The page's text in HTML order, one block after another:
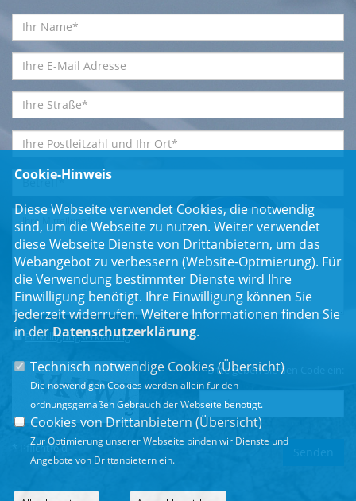
Einwilligungserklärung*
Bitte geben Sie den Code ein:
* Pflichtfeld
Cookie-Hinweis
Diese Webseite verwendet Cookies, die notwendig
sind, um die Webseite zu nutzen. Weiter verwendet
diese Webseite Dienste von Drittanbietern, um das
Webangebot zu verbessern (Website-Optmierung). Für
die Verwendung bestimmter Dienste wird Ihre
Einwilligung benötigt. Ihre Einwilligung können Sie
jederzeit widerrufen. Weitere Informationen finden Sie
in der Datenschutzerklärung.
Technisch notwendige Cookies (Übersicht)
Die notwendigen Cookies werden allein für den
ordnungsgemäßen Gebrauch der Webseite benötigt.
Cookies von Drittanbietern (Übersicht)
Zur Optimierung unserer Webseite binden wir Dienste und
Angebote von Drittanbietern ein.